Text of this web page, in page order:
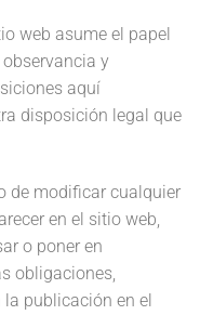
web asume el papel
y
aquí
disposición legal que
de modificar cualquier
en el sitio web,
o poner en
obligaciones,
publicación en el